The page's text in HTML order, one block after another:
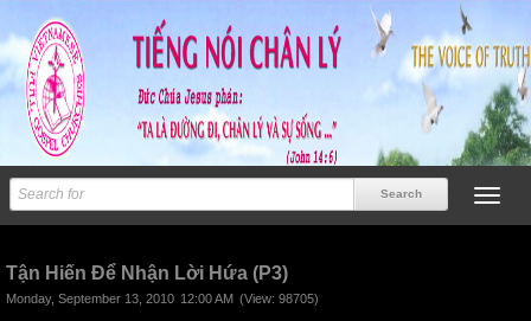
Tận Hiến Để Nhận Lời Hứa (P3)
Monday, September 13, 2010 12:00 AM (View: 98705)